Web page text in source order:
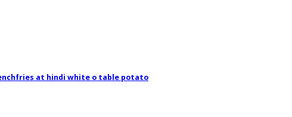
at hindi white o table potato